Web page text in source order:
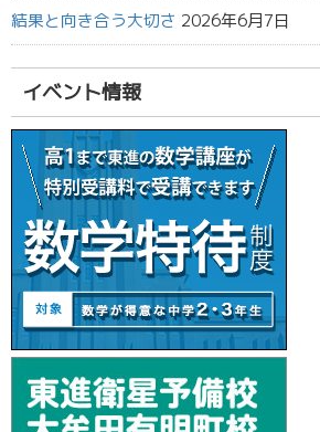
結果と向き合う大切さ 2026年6月7日
イベント情報